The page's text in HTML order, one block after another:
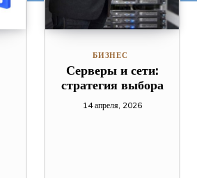
БИЗНЕС
Серверы и сети:
стратегия выбора
14 апреля, 2026